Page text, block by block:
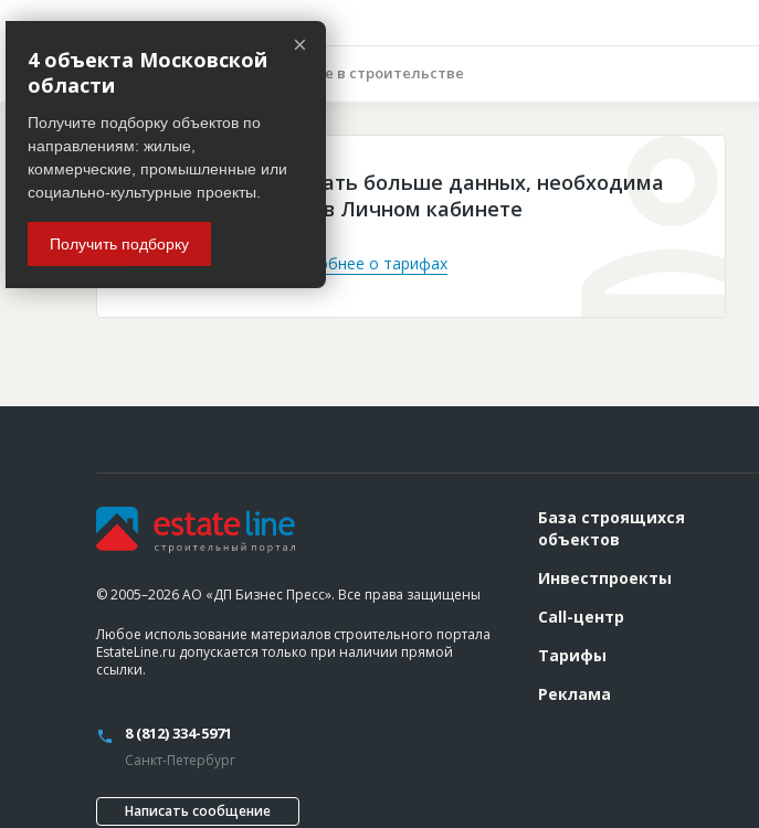
Описание объекта Участие в строительстве
Чтобы просматривать больше данных, необходима
платная подписка в Личном кабинете
Войти Подробнее о тарифах
© 2005–2026 АО «ДП Бизнес Пресс». Все права защищены
Любое использование материалов строительного портала
EstateLine.ru допускается только при наличии прямой
ссылки.
8 (812) 334-5971
Санкт-Петербург
Написать сообщение
База строящихся
объектов
Инвестпроекты
Call-центр
Тарифы
Реклама
×
4 объекта Московской
области
Получите подборку объектов по
направлениям: жилые,
коммерческие, промышленные или
социально-культурные проекты.
Получить подборку